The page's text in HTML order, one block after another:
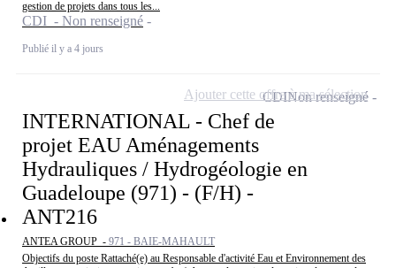
gestion de projets dans tous les...
CDI - Non renseigné
Publié il y a 4 jours
INTERNATIONAL - Chef de
projet EAU Aménagements
Hydrauliques / Hydrogéologie en
Guadeloupe (971) - (F/H) -
ANT216
ANTEA GROUP - 971 - BAIE-MAHAULT
Objectifs du poste Rattaché(e) au Responsable d'activité Eau et Environnement des
CDINon renseigné
Ajouter cette offre à ma sélection